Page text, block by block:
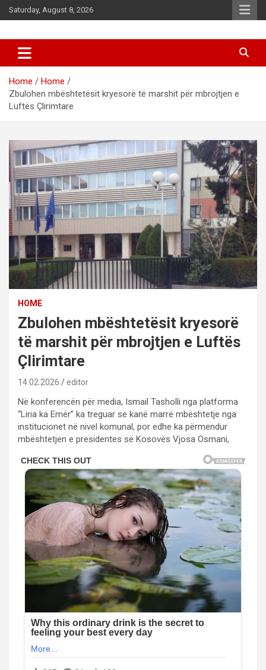
Skip
to
Saturday, August 8, 2026
d7-news.com
Home
Home
Zbulohen mbështetësit kryesorë të marshit për mbrojtjen e
Luftës Çlirimtare
HOME
Zbulohen mbështetësit kryesorë
të marshit për mbrojtjen e Luftës
Çlirimtare
14.02.2026 editor
Në konferencën për media, Ismail Tasholli nga platforma
“Liria ka Emër” ka treguar se kanë marrë mbështetje nga
institucionet në nivel komunal, por edhe ka përmendur
mbështetjen e presidentes së Kosovës Vjosa Osmani,